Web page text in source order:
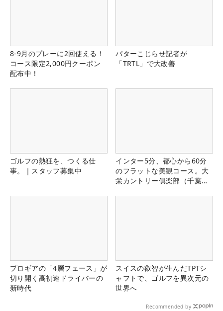
8-9月のプレーに2回使える！
コース限定2,000円クーポン
配布中！
パターこじらせ記者が
「TRTL」で大改善
ゴルフの熱狂を、つくる仕
事。｜スタッフ募集中
インター5分、都心から60分
のフラットな美観コース。大
栄カントリー俱楽部（千葉
プロギアの「4層フェース」が
切り開く高初速ドライバーの
新時代
スイスの叡智が生んだTPTシ
ャフトで、ゴルフを異次元の
世界へ
Recommended by